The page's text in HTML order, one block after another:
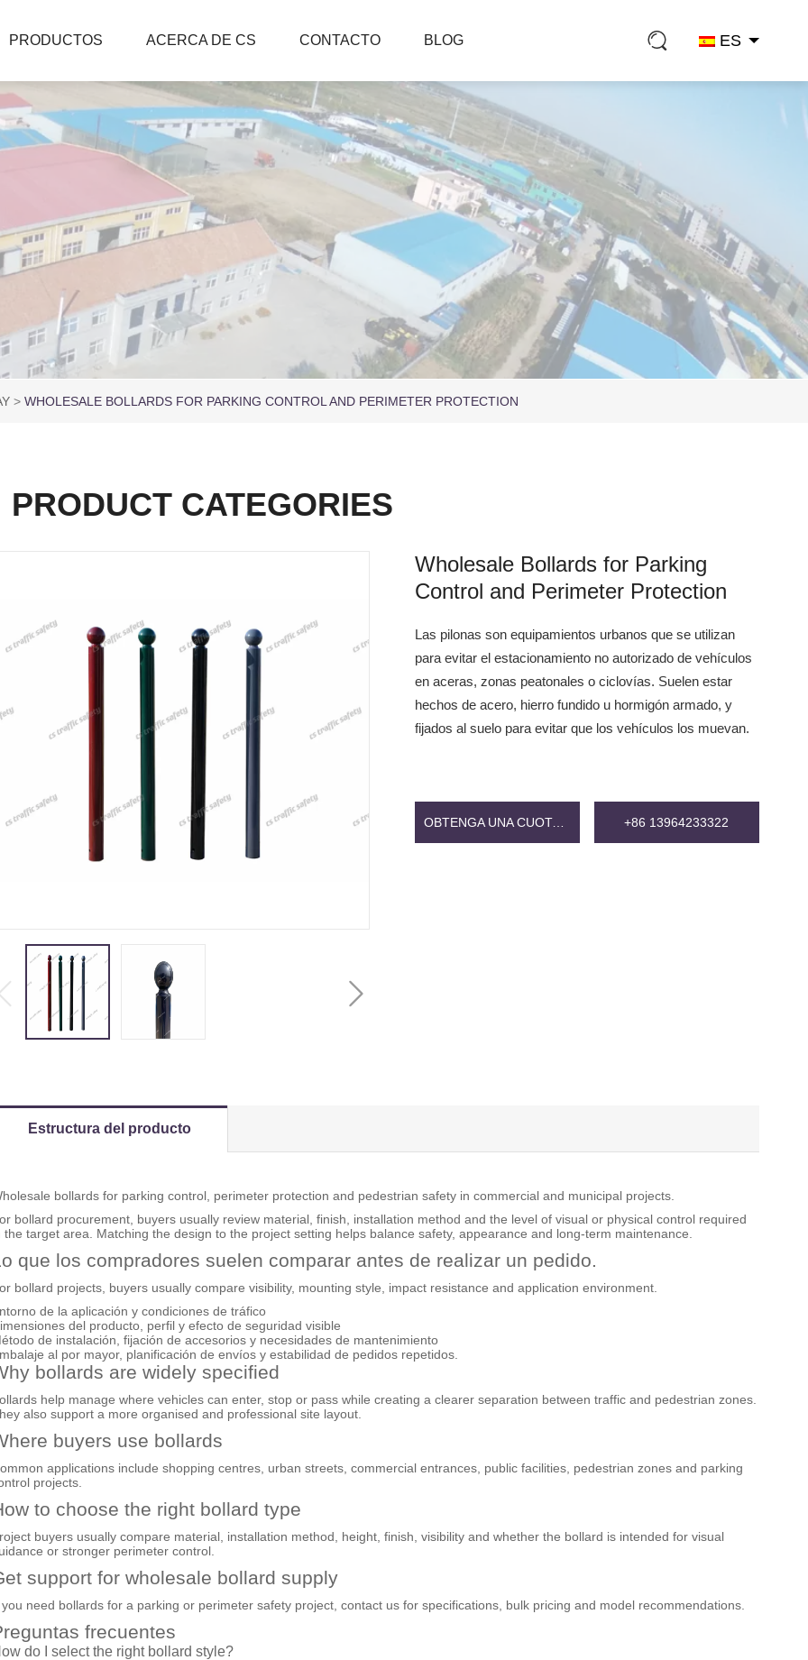
PRODUCTOS ACERCA DE CS CONTACTO BLOG ES
WHOLESALE BOLLARDS FOR PARKING CONTROL AND PERIMETER PROTECTION
PRODUCT CATEGORIES
Wholesale Bollards for Parking
Control and Perimeter Protection
Las pilonas son equipamientos urbanos que se utilizan
para evitar el estacionamiento no autorizado de vehículos
en aceras, zonas peatonales o ciclovías. Suelen estar
hechos de acero, hierro fundido u hormigón armado, y
fijados al suelo para evitar que los vehículos los muevan.
OBTENGA UNA CUOTA GRATIS +86 13964233322
Estructura del producto
bollards for parking control, perimeter protection and pedestrian safety in commercial and municipal projects.
bollard procurement, buyers usually review material, finish, installation method and the level of visual or physical control required
the target area. Matching the design to the project setting helps balance safety, appearance and long-term maintenance.
que los compradores suelen comparar antes de realizar un pedido.
bollard projects, buyers usually compare visibility, mounting style, impact resistance and application environment.
de la aplicación y condiciones de tráfico
del producto, perfil y efecto de seguridad visible
de instalación, fijación de accesorios y necesidades de mantenimiento
al por mayor, planificación de envíos y estabilidad de pedidos repetidos.
bollards are widely specified
help manage where vehicles can enter, stop or pass while creating a clearer separation between traffic and pedestrian zones.
also support a more organised and professional site layout.
buyers use bollards
applications include shopping centres, urban streets, commercial entrances, public facilities, pedestrian zones and parking
projects.
to choose the right bollard type
buyers usually compare material, installation method, height, finish, visibility and whether the bollard is intended for visual
or stronger perimeter control.
support for wholesale bollard supply
you need bollards for a parking or perimeter safety project, contact us for specifications, bulk pricing and model recommendations.
frecuentes
do I select the right bollard style?